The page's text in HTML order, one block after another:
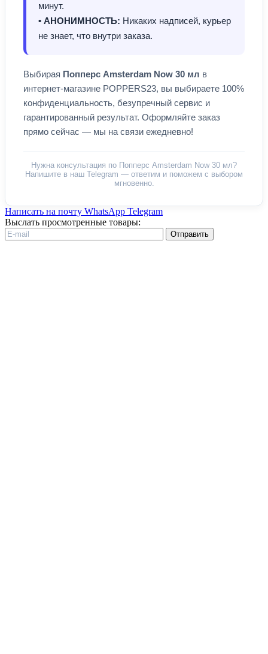
минут.
• АНОНИМНОСТЬ: Никаких надписей, курьер
не знает, что внутри заказа.
Выбирая Попперс Amsterdam Now 30 мл в
интернет-магазине POPPERS23, вы выбираете 100%
конфиденциальность, безупречный сервис и
гарантированный результат. Оформляйте заказ
прямо сейчас — мы на связи ежедневно!
Нужна консультация по Попперс Amsterdam Now 30 мл?
Напишите в наш Telegram — ответим и поможем с выбором
мгновенно.
Написать на почту WhatsApp Telegram
Выслать просмотренные товары:
Отправить